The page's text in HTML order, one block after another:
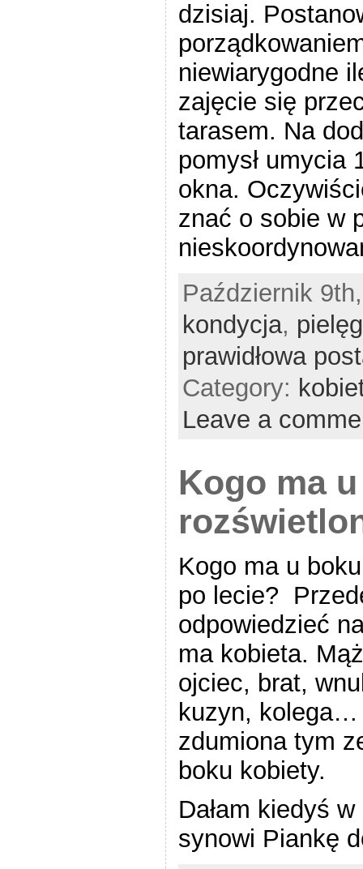
dzisiaj.
niewiarygodne
zajęcie się
tarasem. Na
pomysł umycia
okna.
znać o sobie w
Październik
kondycja,
prawidłowa
Category:
Leave a
Kogo ma
Kogo ma u
po lecie?
odpowiedzieć
ma kobieta.
ojciec, brat,
kuzyn, kolega…
zdumiona tym
boku kobiety.
Dałam kiedyś
synowi Piankę